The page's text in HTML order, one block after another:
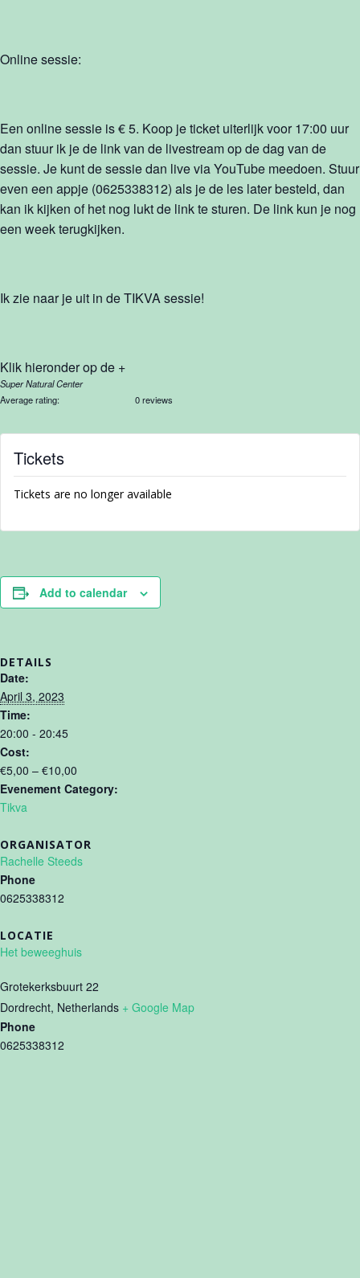
Online sessie:
Een online sessie is € 5. Koop je ticket uiterlijk voor 17:00 uur
dan stuur ik je de link van de livestream op de dag van de
sessie. Je kunt de sessie dan live via YouTube meedoen. Stuur
even een appje (0625338312) als je de les later besteld, dan
kan ik kijken of het nog lukt de link te sturen. De link kun je nog
een week terugkijken.
Ik zie naar je uit in de TIKVA sessie!
Klik hieronder op de +
Super Natural Center
Average rating:
0 reviews
Tickets
Tickets are no longer available
Add to calendar
DETAILS
Date:
April 3, 2023
Time:
20:00 - 20:45
Cost:
€5,00 – €10,00
Evenement Category:
Tikva
ORGANISATOR
Rachelle Steeds
Phone
0625338312
LOCATIE
Het beweeghuis
Grotekerksbuurt 22
Dordrecht, Netherlands + Google Map
Phone
0625338312